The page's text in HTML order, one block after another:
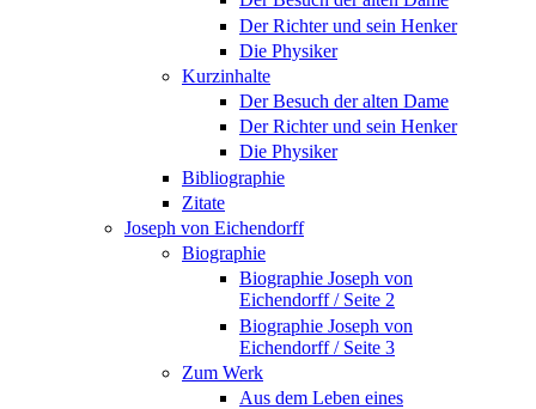
Der Richter und sein Henker
Die Physiker
Kurzinhalte
Der Besuch der alten Dame
Der Richter und sein Henker
Die Physiker
Bibliographie
Zitate
Joseph von Eichendorff
Biographie
Biographie Joseph von
Eichendorff / Seite 2
Biographie Joseph von
Eichendorff / Seite 3
Zum Werk
Aus dem Leben eines